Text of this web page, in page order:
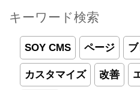
キーワード検索
SOY CMS ページ
カスタマイズ 改善